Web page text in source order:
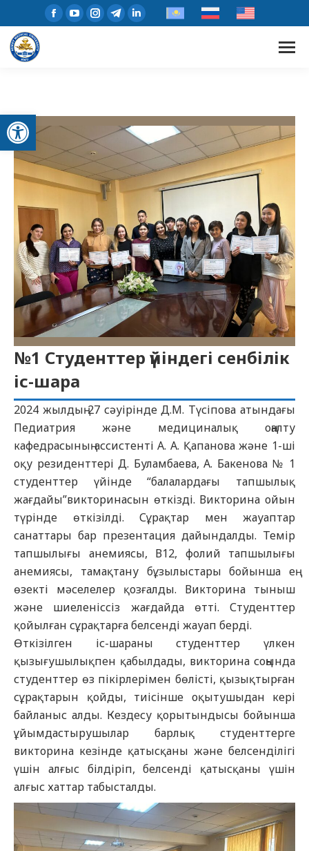
Open toolbar
№1 Студенттер үйіндегі сенбілік
іс-шара
2024 жылдың 27 сәуірінде Д.М. Түсіпова атындағы
Педиатрия және медициналық оңалту
кафедрасының ассистенті А. А. Қапанова және 1-ші
оқу резиденттері Д. Буламбаева, А. Бакенова № 1
студенттер үйінде “балалардағы тапшылық
жағдайы”викторинасын өткізді. Викторина ойын
түрінде өткізілді. Сұрақтар мен жауаптар
санаттары бар презентация дайындалды. Темір
тапшылығы анемиясы, В12, фолий тапшылығы
анемиясы, тамақтану бұзылыстары бойынша ең
өзекті мәселелер қозғалды. Викторина тыныш
және шиеленіссіз жағдайда өтті. Студенттер
қойылған сұрақтарға белсенді жауап берді.
Өткізілген іс-шараны студенттер үлкен
қызығушылықпен қабылдады, викторина соңында
студенттер өз пікірлерімен бөлісті, қызықтырған
сұрақтарын қойды, тиісінше оқытушыдан кері
байланыс алды. Кездесу қорытындысы бойынша
ұйымдастырушылар барлық студенттерге
викторина кезінде қатысқаны және белсенділігі
үшін алғыс білдіріп, белсенді қатысқаны үшін
алғыс хаттар табысталды.